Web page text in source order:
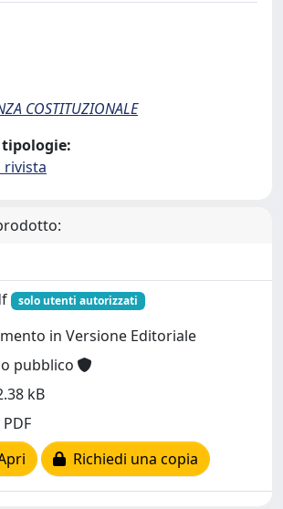
COSTITUZIONALE
rivista
solo utenti autorizzati
in Versione Editoriale
pubblico
kB
Richiedi una copia